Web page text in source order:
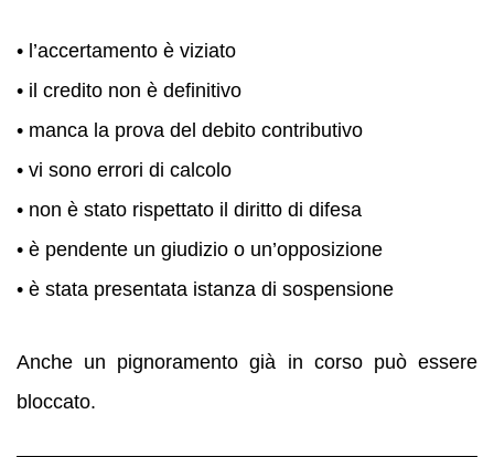
• l’accertamento è viziato
• il credito non è definitivo
• manca la prova del debito contributivo
• vi sono errori di calcolo
• non è stato rispettato il diritto di difesa
• è pendente un giudizio o un’opposizione
• è stata presentata istanza di sospensione
Anche un pignoramento già in corso può essere
bloccato.